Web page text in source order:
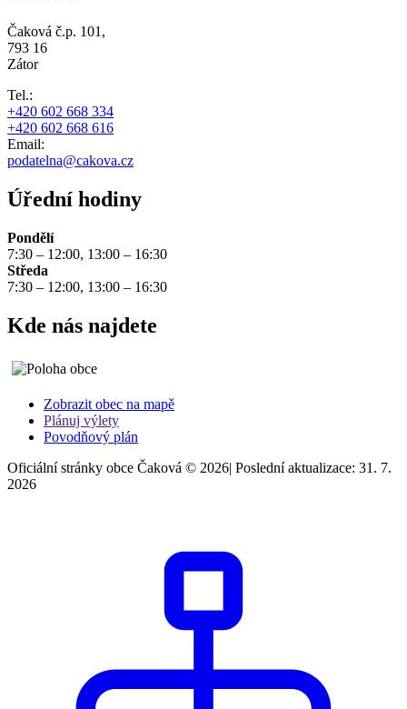
Čaková č.p. 101,
793 16
Zátor
Tel.:
+420 602 668 334
+420 602 668 616
Email:
podatelna@cakova.cz
Úřední hodiny
Pondělí
7:30 – 12:00, 13:00 – 16:30
Středa
7:30 – 12:00, 13:00 – 16:30
Kde nás najdete
Zobrazit obec na mapě
Plánuj výlety
Povodňový plán
Oficiální stránky obce Čaková © 2026| Poslední aktualizace: 31. 7.
2026